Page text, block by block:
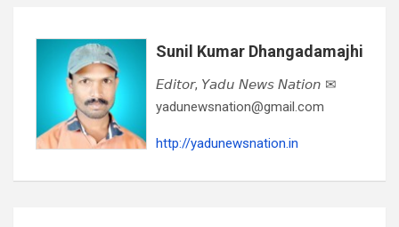
Sunil Kumar Dhangadamajhi
𝘌𝘥𝘪𝘵𝘰𝘳, 𝘠𝘢𝘥𝘶 𝘕𝘦𝘸𝘴 𝘕𝘢𝘵𝘪𝘰𝘯 ✉
yadunewsnation@gmail.com
http://yadunewsnation.in